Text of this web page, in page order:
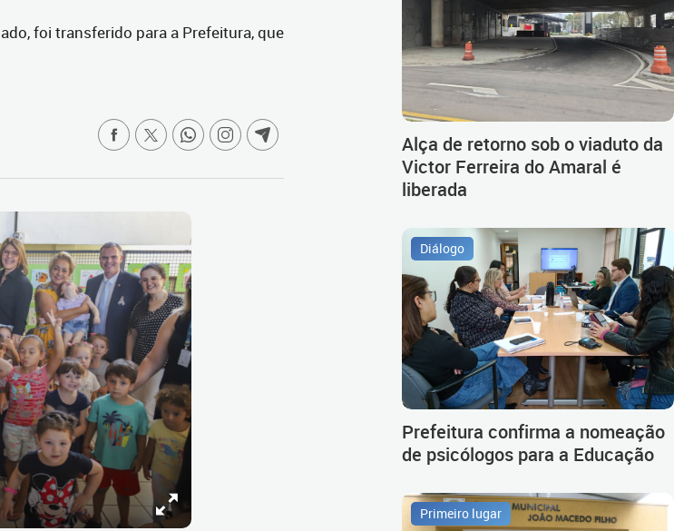
foi transferido para a Prefeitura, que
Alça de retorno sob o viaduto da
Victor Ferreira do Amaral é
liberada
Diálogo
Prefeitura confirma a nomeação
de psicólogos para a Educação
Primeiro lugar